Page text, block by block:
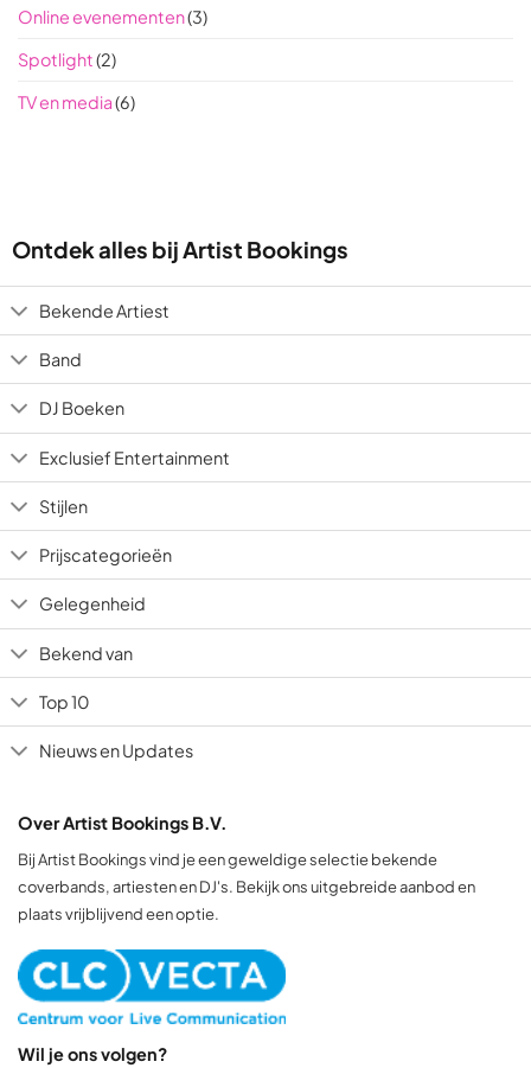
Online evenementen(3)
Spotlight(2)
TV en media(6)
Ontdek alles bij Artist Bookings
Bekende Artiest
Band
DJ Boeken
Exclusief Entertainment
Stijlen
Prijscategorieën
Gelegenheid
Bekend van
Top 10
Nieuws en Updates
Over Artist Bookings B.V.
Bij Artist Bookings vind je een geweldige selectie bekende
coverbands, artiesten en DJ's. Bekijk ons uitgebreide aanbod en
plaats vrijblijvend een optie.
Wil je ons volgen?